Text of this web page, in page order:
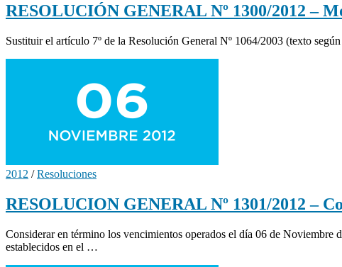
RESOLUCIÓN GENERAL Nº 1300/2012 –
Sustituir el artículo 7º de la Resolución General Nº 1064/2003 (texto
2012 /Resoluciones
RESOLUCION GENERAL Nº 1301/2012 –
Considerar en término los vencimientos operados el día 06 de
establecidos en el …